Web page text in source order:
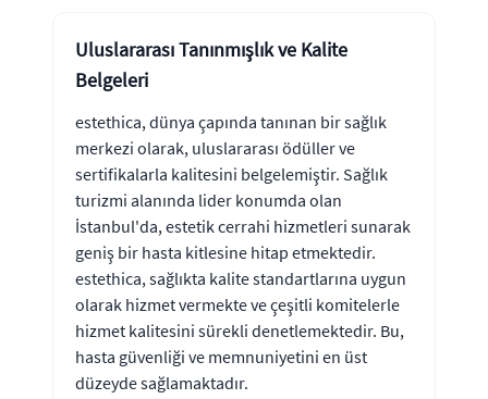
Uluslararası Tanınmışlık ve Kalite
Belgeleri
estethica, dünya çapında tanınan bir sağlık
merkezi olarak, uluslararası ödüller ve
sertifikalarla kalitesini belgelemiştir. Sağlık
turizmi alanında lider konumda olan
İstanbul'da, estetik cerrahi hizmetleri sunarak
geniş bir hasta kitlesine hitap etmektedir.
estethica, sağlıkta kalite standartlarına uygun
olarak hizmet vermekte ve çeşitli komitelerle
hizmet kalitesini sürekli denetlemektedir. Bu,
hasta güvenliği ve memnuniyetini en üst
düzeyde sağlamaktadır.